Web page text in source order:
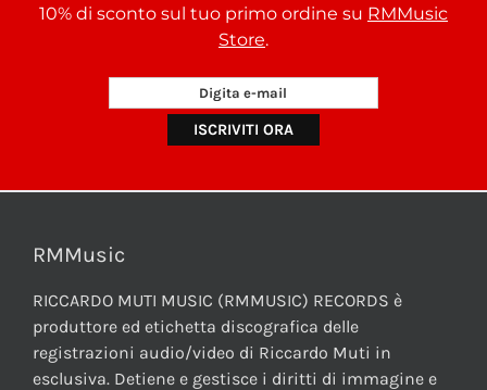
10% di sconto sul tuo primo ordine su RMMusic
Store.
RMMusic
RICCARDO MUTI MUSIC (RMMUSIC) RECORDS è
produttore ed etichetta discografica delle
registrazioni audio/video di Riccardo Muti in
esclusiva. Detiene e gestisce i diritti di immagine e